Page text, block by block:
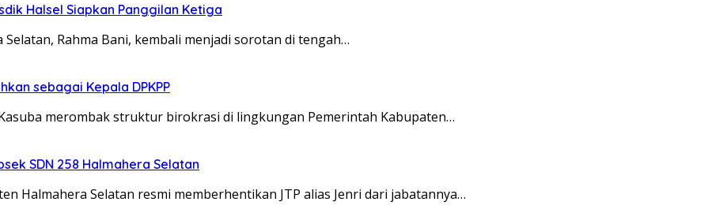
Halsel Siapkan Panggilan Ketiga
Selatan, Rahma Bani, kembali menjadi sorotan di tengah…
sebagai Kepala DPKPP
Kasuba merombak struktur birokrasi di lingkungan Pemerintah Kabupaten…
SDN 258 Halmahera Selatan
Halmahera Selatan resmi memberhentikan JTP alias Jenri dari jabatannya…